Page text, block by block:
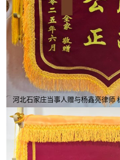
河北石家庄当事人赠与杨鑫亮律师